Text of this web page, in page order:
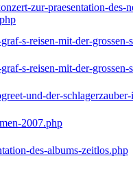
zur-praesentation-
s-reisen-mit-der-
s-reisen-mit-der-
und-der-
2007.php
des-albums-zeitlos.php